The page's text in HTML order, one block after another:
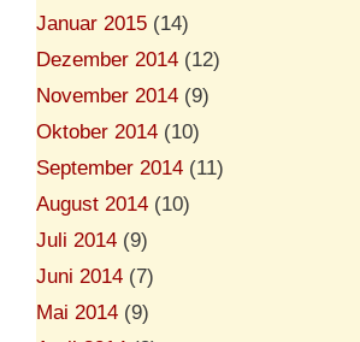
Januar 2015 (14)
Dezember 2014 (12)
November 2014 (9)
Oktober 2014 (10)
September 2014 (11)
August 2014 (10)
Juli 2014 (9)
Juni 2014 (7)
Mai 2014 (9)